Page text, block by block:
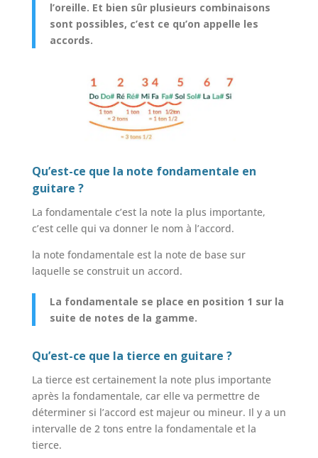
l’oreille. Et bien sûr plusieurs combinaisons
sont possibles, c’est ce qu’on appelle les
accords.
Qu’est-ce que la note fondamentale en
guitare ?
La fondamentale c’est la note la plus importante,
c’est celle qui va donner le nom à l’accord.
la note fondamentale est la note de base sur
laquelle se construit un accord.
La fondamentale se place en position 1 sur la
suite de notes de la gamme.
Qu’est-ce que la tierce en guitare ?
La tierce est certainement la note plus importante
après la fondamentale, car elle va permettre de
déterminer si l’accord est majeur ou mineur. Il y a un
intervalle de 2 tons entre la fondamentale et la
tierce.